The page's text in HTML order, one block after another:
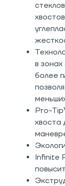
в
более
Pro-
хвоста
Infinite